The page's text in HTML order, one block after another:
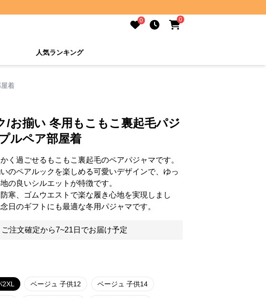
0 0
人気ランキング
着
/お揃い 冬用もこもこ裏起毛パジ
ルペア部屋着
く過ごせるもこもこ裏起毛のペアパジャマです。
のペアルックを楽しめる可愛いデザインで、ゆっ
の良いシルエットが特徴です。
寒、ゴムウエストで楽な履き心地を実現しまし
日のギフトにも最適な冬用パジャマです。
ご注文確定から7~21日でお届け予定
ベージュ 子供12 ベージュ 子供14